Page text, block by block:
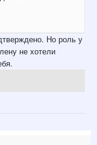
Но роль у
не хотели